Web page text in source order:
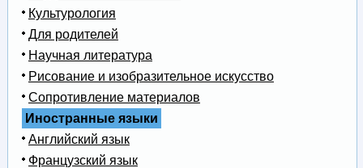
Культурология
Для родителей
Научная литература
Рисование и изобразительное искусство
Сопротивление материалов
Иностранные языки
Английский язык
Французский язык